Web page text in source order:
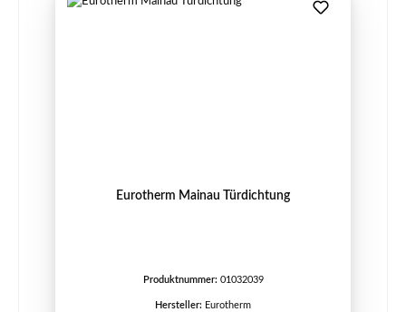
Eurotherm Mainau Türdichtung
Produktnummer: 01032039
Hersteller: Eurotherm